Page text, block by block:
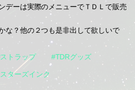
デーは実際のメニューでＴＤＬで販売
な？他の２つも是非出して欲しいで
トラップ #TDRグッズ
ターズインク